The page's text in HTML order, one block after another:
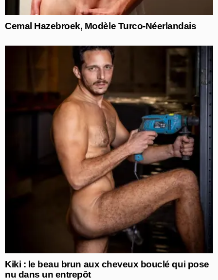
Cemal Hazebroek, Modèle Turco-Néerlandais
Kiki : le beau brun aux cheveux bouclé qui pose
nu dans un entrepôt